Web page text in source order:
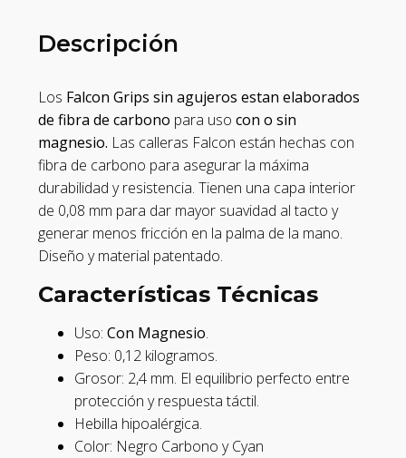
Descripción
Los Falcon Grips sin agujeros estan elaborados
de fibra de carbono para usocon o sin
magnesio. Las calleras Falcon están hechas con
fibra de carbono para asegurar la máxima
durabilidad y resistencia. Tienen una capa interior
de 0,08 mm para dar mayor suavidad al tacto y
generar menos fricción en la palma de la mano.
Diseño y material patentado.
Características Técnicas
Uso:Con Magnesio.
Peso: 0,12 kilogramos.
Grosor: 2,4 mm. El equilibrio perfecto entre
protección y respuesta táctil.
Hebilla hipoalérgica.
Color: Negro Carbono y Cyan